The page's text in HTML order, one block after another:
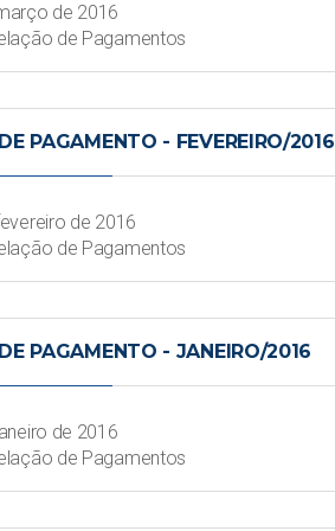
de 2016
de Pagamentos
PAGAMENTO - FEVEREIRO/2016
de 2016
de Pagamentos
PAGAMENTO - JANEIRO/2016
de 2016
de Pagamentos